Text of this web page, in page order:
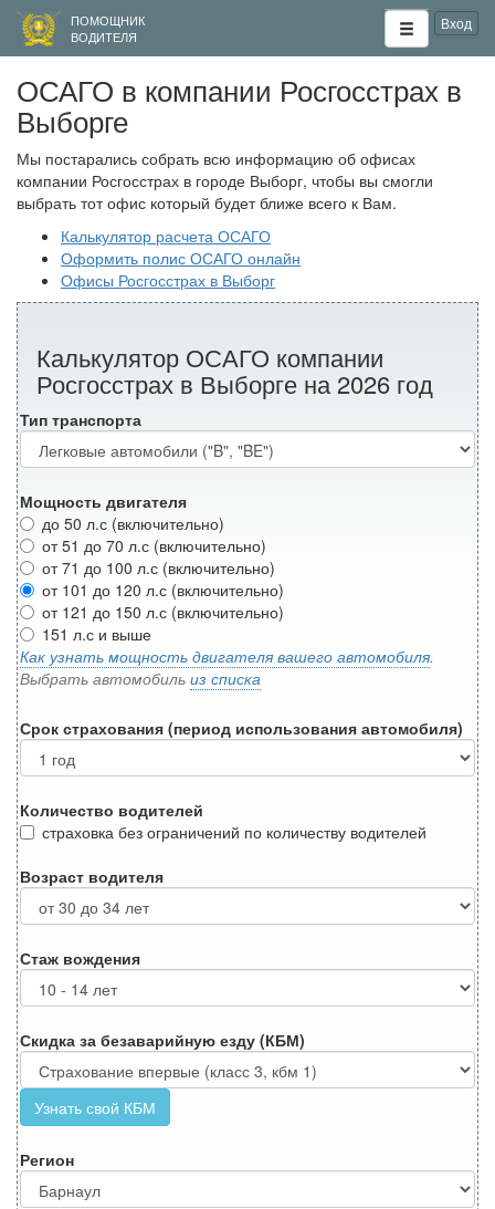
ПОМОЩНИК
ВОДИТЕЛЯ
Вход
ОСАГО в компании Росгосстрах в
Выборге
Мы постарались собрать всю информацию об офисах
компании Росгосстрах в городе Выборг, чтобы вы смогли
выбрать тот офис который будет ближе всего к Вам.
Калькулятор расчета ОСАГО
Оформить полис ОСАГО онлайн
Офисы Росгосстрах в Выборг
Калькулятор ОСАГО компании
Росгосстрах в Выборге на 2026 год
Тип транспорта
Мощность двигателя
до 50 л.с (включительно)
от 51 до 70 л.с (включительно)
от 71 до 100 л.с (включительно)
от 101 до 120 л.с (включительно)
от 121 до 150 л.с (включительно)
151 л.с и выше
Как узнать мощность двигателя вашего автомобиля.
Выбрать автомобиль из списка
Срок страхования (период использования автомобиля)
Количество водителей
страховка без ограничений по количеству водителей
Возраст водителя
Стаж вождения
Скидка за безаварийную езду (КБМ)
Узнать свой КБМ
Регион